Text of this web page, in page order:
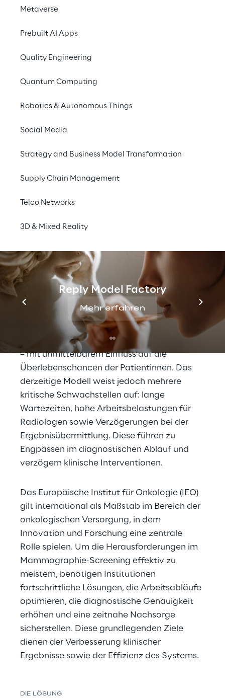
Metaverse
Prebuilt AI Apps
Quality Engineering
Quantum Computing
Robotics & Autonomous Things
Social Media
Strategy and Business Model Transformation
Supply Chain Management
Telco Networks
3D & Mixed Reality
Reply Model Factory
Mehr erfahren
optimieren, um
rechtzeitige und präzise
ermöglichen,
Wartezeiten zu
Unsicherheiten zu
verringern
klinische Präzision für
eine frühzeitige
Diagnose
Die Brustkrebsvorsorge ist ein zentrales
Instrument zur frühzeitigen Diagnose und
zum rechtzeitigen Beginn von Behandlungen
– mit unmittelbarem Einfluss auf die
Überlebenschancen der Patientinnen. Das
derzeitige Modell weist jedoch mehrere
kritische Schwachstellen auf: lange
Wartezeiten, hohe Arbeitsbelastungen für
Radiologen sowie Verzögerungen bei der
Ergebnisübermittlung. Diese führen zu
Engpässen im diagnostischen Ablauf und
verzögern klinische Interventionen.
Das Europäische Institut für Onkologie (IEO)
gilt international als Maßstab im Bereich der
onkologischen Versorgung, in dem
Innovation und Forschung eine zentrale
Rolle spielen. Um die Herausforderungen im
Mammographie-Screening effektiv zu
meistern, benötigen Institutionen
fortschrittliche Lösungen, die Arbeitsabläufe
optimieren, die diagnostische Genauigkeit
erhöhen und eine zeitnahe Nachsorge
sicherstellen. Diese grundlegenden Ziele
dienen der Verbesserung klinischer
Ergebnisse sowie der Effizienz des Systems.
DIE LÖSUNG